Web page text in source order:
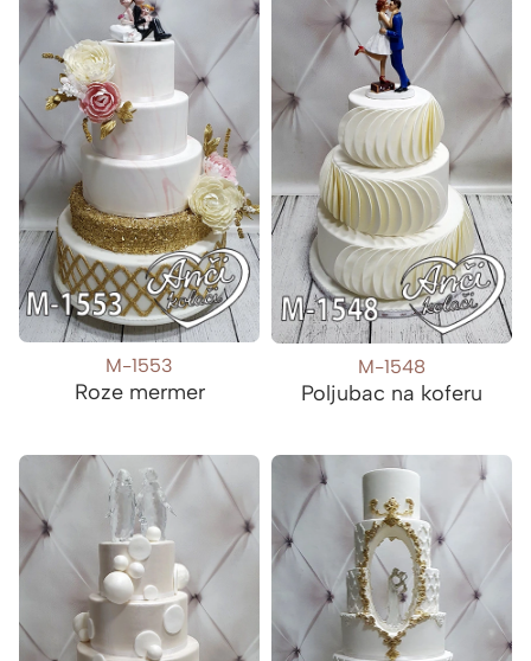
M-1553
Roze mermer
M-1548
Poljubac na koferu